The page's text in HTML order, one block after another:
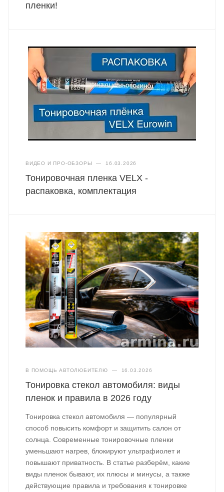
пленки!
ВИДЕО И ПРО-ОБЗОРЫ — 16.03.2026
Тонировочная пленка VELX -
распаковка, комплектация
В ПОМОЩЬ АВТОЛЮБИТЕЛЮ — 16.03.2026
Тонировка стекол автомобиля: виды
пленок и правила в 2026 году
Тонировка стекол автомобиля — популярный
способ повысить комфорт и защитить салон от
солнца. Современные тонировочные пленки
уменьшают нагрев, блокируют ультрафиолет и
повышают приватность. В статье разберём, какие
виды пленок бывают, их плюсы и минусы, а также
действующие правила и требования к тонировке